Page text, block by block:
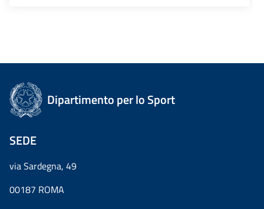
Dipartimento per lo Sport
SEDE
via Sardegna, 49
00187 ROMA